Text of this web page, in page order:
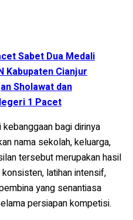
Sabet Dua Medali
Kabupaten Cianjur
Sholawat dan
1 Pacet
bagi dirinya
nama sekolah, keluarga,
tersebut merupakan hasil
latihan intensif,
yang senantiasa
persiapan kompetisi.